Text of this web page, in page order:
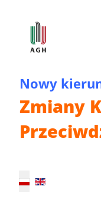
Nowy
Zmiany
Wybierz swój język